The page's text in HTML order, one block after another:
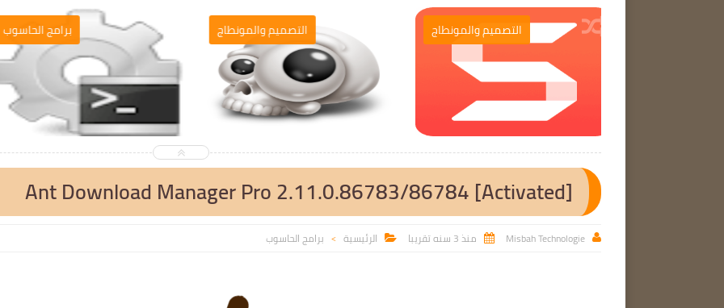
برامج الحاسوب التصميم والمونطاج التصميم والمونطاج
Ant Download Manager Pro 2.11.0.86783/86784 [Activated]

Misbah Technologie
 منذ 3 سنه تقريبا  الرئيسية > برامج الحاسوب